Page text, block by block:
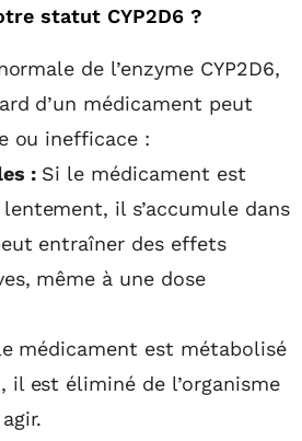
statut CYP2D6 ?
de l’enzyme CYP2D6,
d’un médicament peut
ou inefficace :
:Si le médicament est
il s’accumule dans
entraîner des effets
même à une dose
médicament est métabolisé
il est éliminé de l’organisme